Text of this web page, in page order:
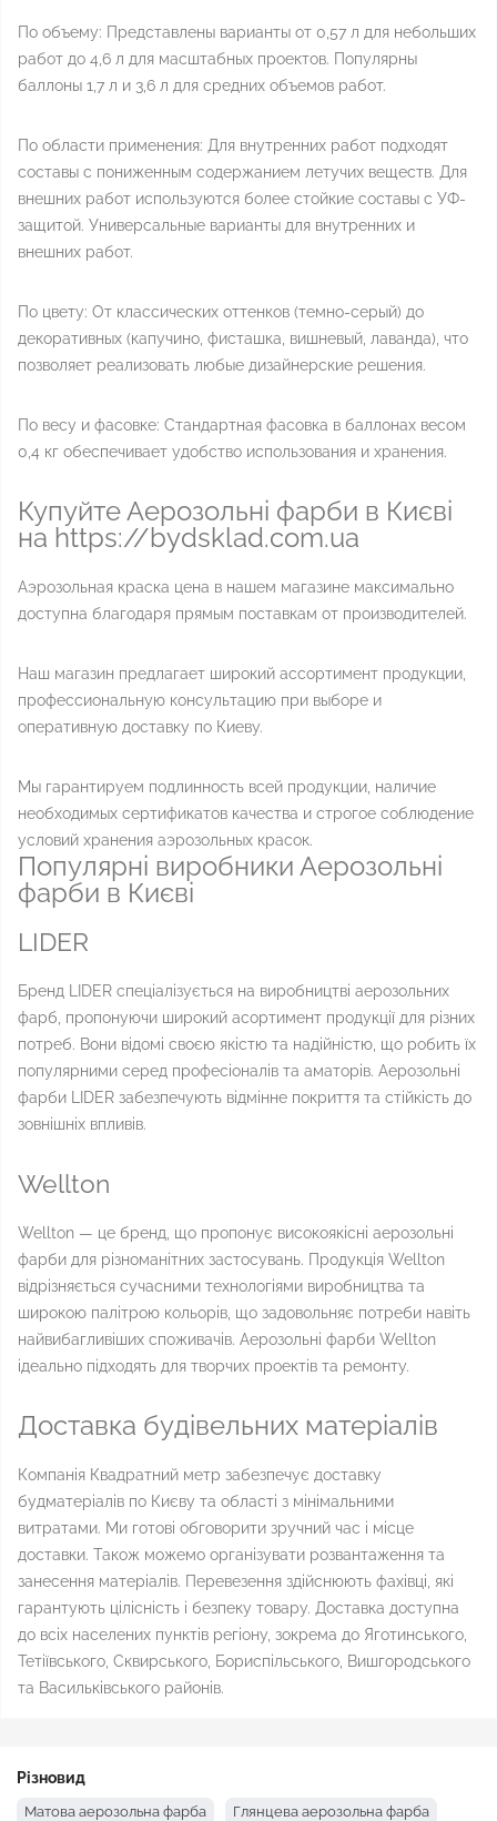
По объему: Представлены варианты от 0,57 л для небольших
работ до 4,6 л для масштабных проектов. Популярны
баллоны 1,7 л и 3,6 л для средних объемов работ.
По области применения: Для внутренних работ подходят
составы с пониженным содержанием летучих веществ. Для
внешних работ используются более стойкие составы с УФ-
защитой. Универсальные варианты для внутренних и
внешних работ.
По цвету: От классических оттенков (темно-серый) до
декоративных (капучино, фисташка, вишневый, лаванда), что
позволяет реализовать любые дизайнерские решения.
По весу и фасовке: Стандартная фасовка в баллонах весом
0,4 кг обеспечивает удобство использования и хранения.
Купуйте Аерозольні фарби в Києві
на https://bydsklad.com.ua
Aэрозольная краска цена в нашем магазине максимально
доступна благодаря прямым поставкам от производителей.
Наш магазин предлагает широкий ассортимент продукции,
профессиональную консультацию при выборе и
оперативную доставку по Киеву.
Мы гарантируем подлинность всей продукции, наличие
необходимых сертификатов качества и строгое соблюдение
условий хранения аэрозольных красок.
Популярні виробники Аерозольні
фарби в Києві
LIDER
Бренд LIDER спеціалізується на виробництві аерозольних
фарб, пропонуючи широкий асортимент продукції для різних
потреб. Вони відомі своєю якістю та надійністю, що робить їх
популярними серед професіоналів та аматорів. Аерозольні
фарби LIDER забезпечують відмінне покриття та стійкість до
зовнішніх впливів.
Wellton
Wellton — це бренд, що пропонує високоякісні аерозольні
фарби для різноманітних застосувань. Продукція Wellton
відрізняється сучасними технологіями виробництва та
широкою палітрою кольорів, що задовольняє потреби навіть
найвибагливіших споживачів. Аерозольні фарби Wellton
ідеально підходять для творчих проектів та ремонту.
Доставка будівельних матеріалів
Компанія Квадратний метр забезпечує доставку
будматеріалів по Києву та області з мінімальними
витратами. Ми готові обговорити зручний час і місце
доставки. Також можемо організувати розвантаження та
занесення матеріалів. Перевезення здійснюють фахівці, які
гарантують цілісність і безпеку товару. Доставка доступна
до всіх населених пунктів регіону, зокрема до Яготинського,
Тетіївського, Сквирського, Бориспільського, Вишгородського
та Васильківського районів.
Різновид
Матова аерозольна фарба Глянцева аерозольна фарба